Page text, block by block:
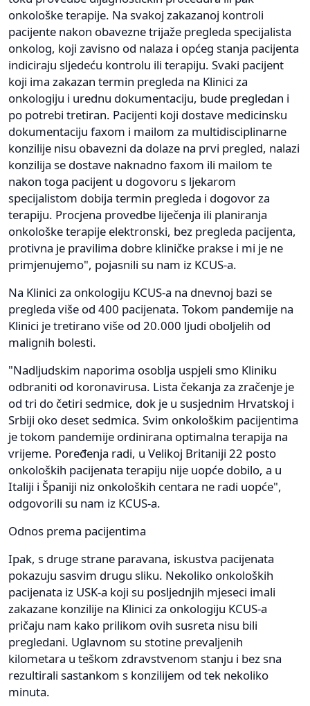
onkološke terapije. Na svakoj zakazanoj kontroli
pacijente nakon obavezne trijaže pregleda specijalista
onkolog, koji zavisno od nalaza i općeg stanja pacijenta
indiciraju sljedeću kontrolu ili terapiju. Svaki pacijent
koji ima zakazan termin pregleda na Klinici za
onkologiju i urednu dokumentaciju, bude pregledan i
po potrebi tretiran. Pacijenti koji dostave medicinsku
dokumentaciju faxom i mailom za multidisciplinarne
konzilije nisu obavezni da dolaze na prvi pregled, nalazi
konzilija se dostave naknadno faxom ili mailom te
nakon toga pacijent u dogovoru s ljekarom
specijalistom dobija termin pregleda i dogovor za
terapiju. Procjena provedbe liječenja ili planiranja
onkološke terapije elektronski, bez pregleda pacijenta,
protivna je pravilima dobre kliničke prakse i mi je ne
primjenujemo", pojasnili su nam iz KCUS-a.
Na Klinici za onkologiju KCUS-a na dnevnoj bazi se
pregleda više od 400 pacijenata. Tokom pandemije na
Klinici je tretirano više od 20.000 ljudi oboljelih od
malignih bolesti.
"Nadljudskim naporima osoblja uspjeli smo Kliniku
odbraniti od koronavirusa. Lista čekanja za zračenje je
od tri do četiri sedmice, dok je u susjednim Hrvatskoj i
Srbiji oko deset sedmica. Svim onkološkim pacijentima
je tokom pandemije ordinirana optimalna terapija na
vrijeme. Poređenja radi, u Velikoj Britaniji 22 posto
onkoloških pacijenata terapiju nije uopće dobilo, a u
Italiji i Španiji niz onkoloških centara ne radi uopće",
odgovorili su nam iz KCUS-a.
Odnos prema pacijentima
Ipak, s druge strane paravana, iskustva pacijenata
pokazuju sasvim drugu sliku. Nekoliko onkoloških
pacijenata iz USK-a koji su posljednjih mjeseci imali
zakazane konzilije na Klinici za onkologiju KCUS-a
pričaju nam kako prilikom ovih susreta nisu bili
pregledani. Uglavnom su stotine prevaljenih
kilometara u teškom zdravstvenom stanju i bez sna
rezultirali sastankom s konzilijem od tek nekoliko
minuta.